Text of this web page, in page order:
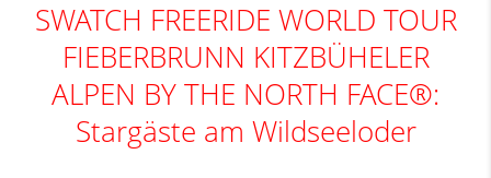
SWATCH FREERIDE WORLD TOUR
FIEBERBRUNN KITZBÜHELER
ALPEN BY THE NORTH FACE®:
Stargäste am Wildseeloder